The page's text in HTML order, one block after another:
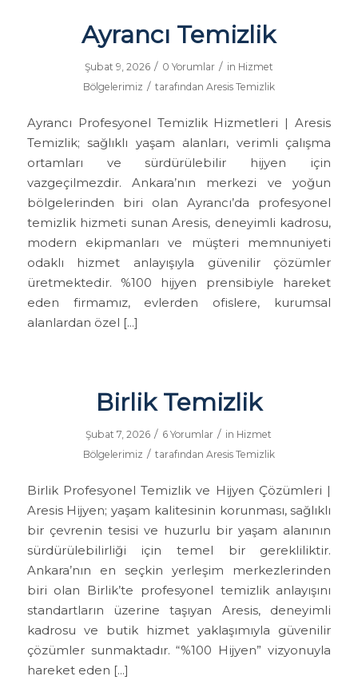
Ayrancı Temizlik
Şubat 9, 2026 / 0 Yorumlar / in Hizmet
Bölgelerimiz / tarafından Aresis Temizlik
Ayrancı Profesyonel Temizlik Hizmetleri | Aresis
Temizlik; sağlıklı yaşam alanları, verimli çalışma
ortamları ve sürdürülebilir hijyen için
vazgeçilmezdir. Ankara’nın merkezi ve yoğun
bölgelerinden biri olan Ayrancı’da profesyonel
temizlik hizmeti sunan Aresis, deneyimli kadrosu,
modern ekipmanları ve müşteri memnuniyeti
odaklı hizmet anlayışıyla güvenilir çözümler
üretmektedir. %100 hijyen prensibiyle hareket
eden firmamız, evlerden ofislere, kurumsal
alanlardan özel […]
Birlik Temizlik
Şubat 7, 2026 / 6 Yorumlar / in Hizmet
Bölgelerimiz / tarafından Aresis Temizlik
Birlik Profesyonel Temizlik ve Hijyen Çözümleri |
Aresis Hijyen; yaşam kalitesinin korunması, sağlıklı
bir çevrenin tesisi ve huzurlu bir yaşam alanının
sürdürülebilirliği için temel bir gerekliliktir.
Ankara’nın en seçkin yerleşim merkezlerinden
biri olan Birlik’te profesyonel temizlik anlayışını
standartların üzerine taşıyan Aresis, deneyimli
kadrosu ve butik hizmet yaklaşımıyla güvenilir
çözümler sunmaktadır. “%100 Hijyen” vizyonuyla
hareket eden […]